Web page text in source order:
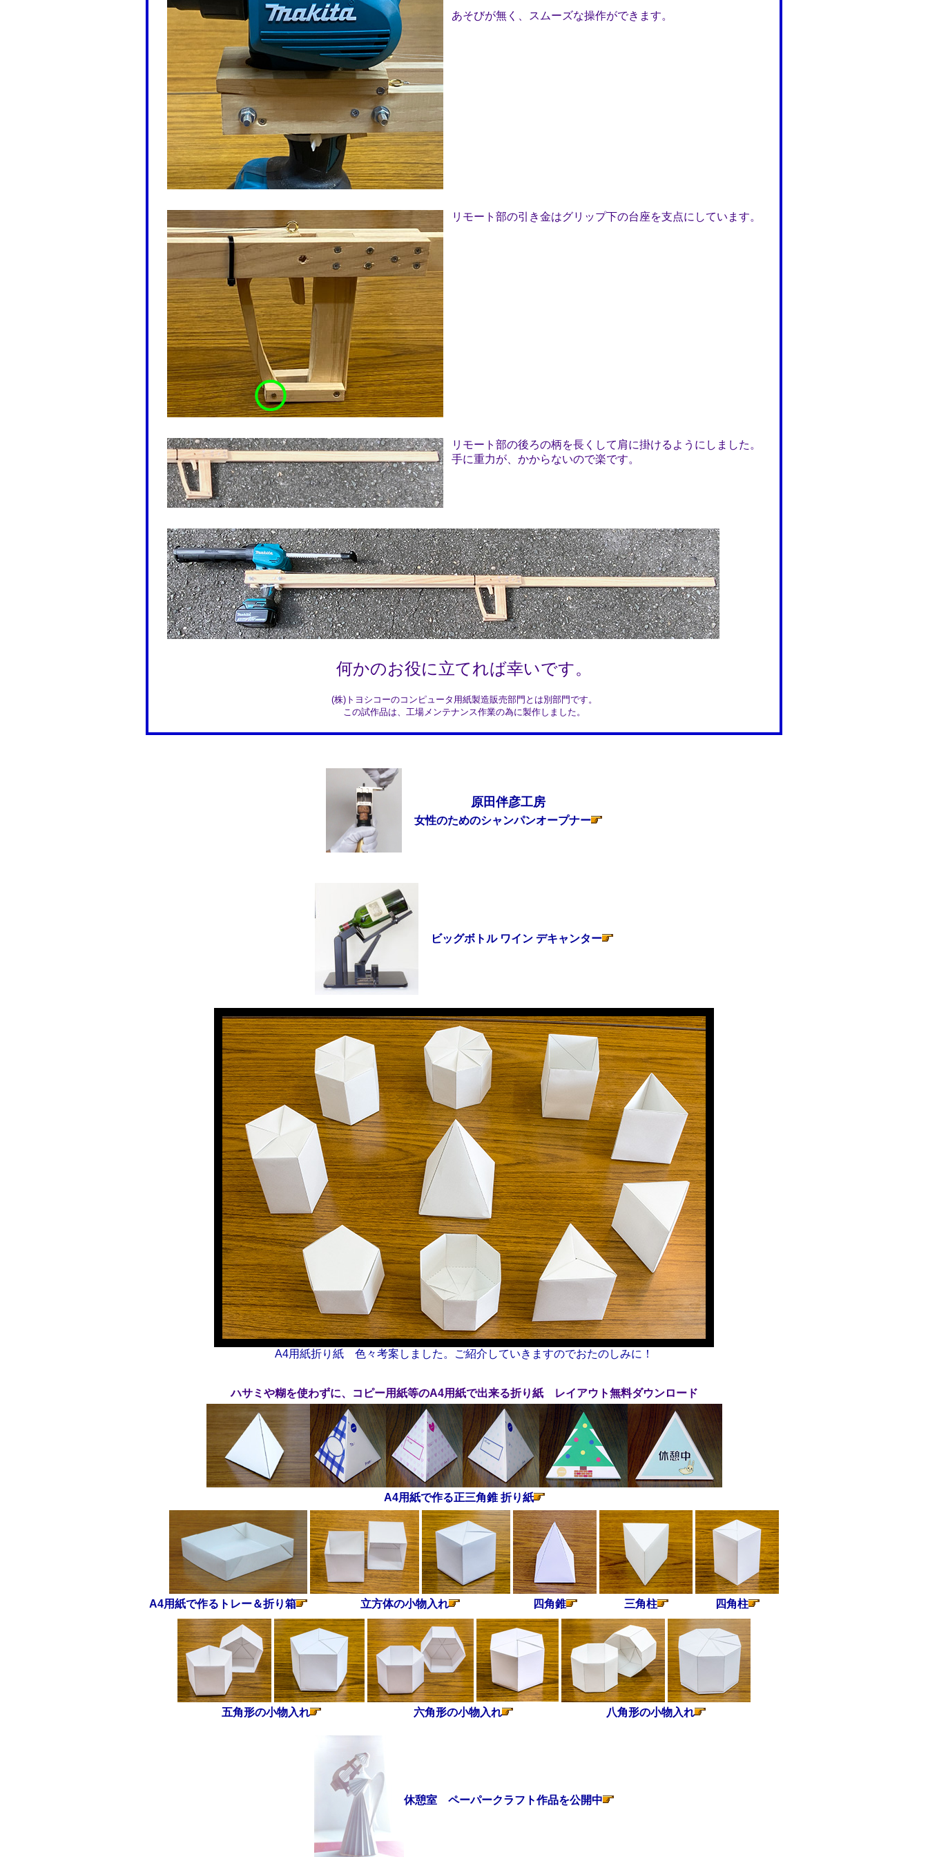
あそびが無く、スムーズな操作ができます。
リモート部の引き金はグリップ下の台座を支点にしています。
リモート部の後ろの柄を長くして肩に掛けるようにしました。
手に重力が、かからないので楽です。
何かのお役に立てれば幸いです。
(株)トヨシコーのコンピュータ用紙製造販売部門とは別部門です。
この試作品は、工場メンテナンス作業の為に製作しました。
原田伴彦工房
女性のためのシャンパンオープナー
ビッグボトル ワイン デキャンター
A4用紙折り紙 色々考案しました。ご紹介していきますのでおたのしみに！
ハサミや糊を使わずに、コピー用紙等のA4用紙で出来る折り紙 レイアウト無料ダウンロード
A4用紙で作る正三角錐 折り紙
A4用紙で作るトレー＆折り箱 立方体の小物入れ 四角錐 三角柱 四角柱
五角形の小物入れ 六角形の小物入れ 八角形の小物入れ
休憩室 ペーパークラフト作品を公開中